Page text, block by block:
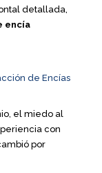
detallada,
encía
de Encías
el miedo al
con
por